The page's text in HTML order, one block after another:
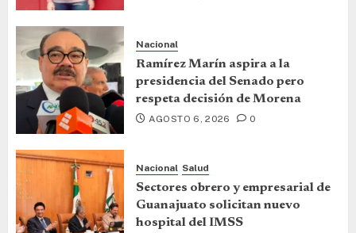
Nacional
Ramírez Marín aspira a la
presidencia del Senado pero
respeta decisión de Morena
AGOSTO 6, 2026 0
Nacional Salud
Sectores obrero y empresarial de
Guanajuato solicitan nuevo
hospital del IMSS